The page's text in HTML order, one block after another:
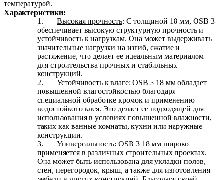
температурой.
Характеристики:
1.
Высокая прочность: С толщиной 18 мм, OSB 3
обеспечивает высокую структурную прочность и
устойчивость к нагрузкам. Она может выдерживать
значительные нагрузки на изгиб, сжатие и
растяжение, что делает ее идеальным материалом
для строительства прочных и стабильных
конструкций.
2.
Устойчивость к влаге: OSB 3 18 мм обладает
повышенной влагостойкостью благодаря
специальной обработке кромок и применению
водостойкого клея. Это делает ее подходящей для
использования в условиях повышенной влажности,
таких как ванные комнаты, кухни или наружные
конструкции.
3.
Универсальность: OSB 3 18 мм широко
применяется в различных строительных проектах.
Она может быть использована для укладки полов,
стен, перегородок, крыш, а также для изготовления